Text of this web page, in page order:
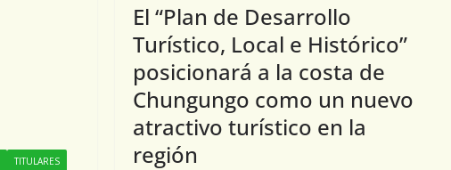
TITULARES
El “Plan de Desarrollo
Turístico, Local e Histórico”
posicionará a la costa de
Chungungo como un nuevo
atractivo turístico en la
región